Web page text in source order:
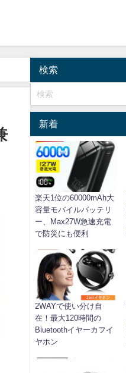
検索
新着
楽天1位の60000mAh大
容量モバイルバッテリ
ー、Max27W急速充電
で防災にも便利
2WAYで使い分け自
在！最大120時間の
Bluetoothイヤーカフイ
ヤホン